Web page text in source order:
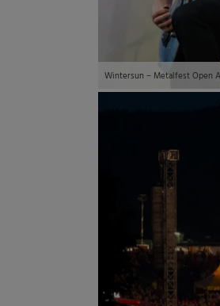
Wintersun – Metalfest Open